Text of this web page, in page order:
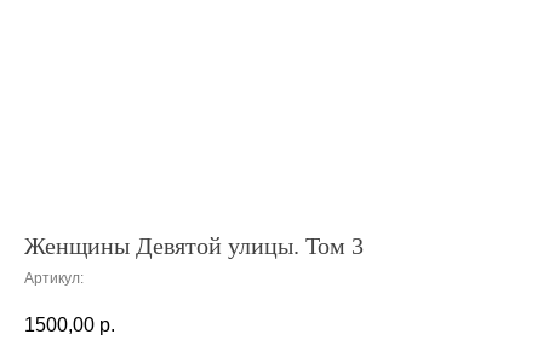
Женщины Девятой улицы. Том 3
Артикул:
1500,00 р.